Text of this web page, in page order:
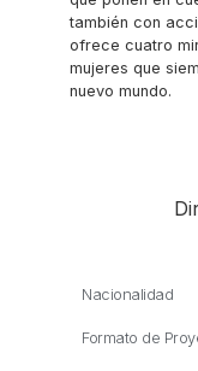
también con
ofrece cuatro
mujeres que
nuevo mundo.
Nacionalidad
Formato de